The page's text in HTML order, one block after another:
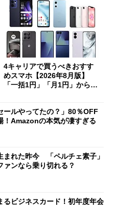
4キャリアで買うべきおすす
めスマホ【2026年8月版】
「一括1円」「月1円」からお
ールやってたの？」80％OFF
！Amazonの本気が凄すぎる
まれた昨今 「ペルチェ素子」
ァンなら乗り切れる？
るビジネスカード！初年度年会